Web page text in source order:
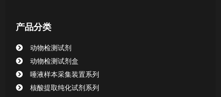
产品分类
动物检测试剂
动物检测试剂盒
唾液样本采集装置系列
核酸提取纯化试剂系列